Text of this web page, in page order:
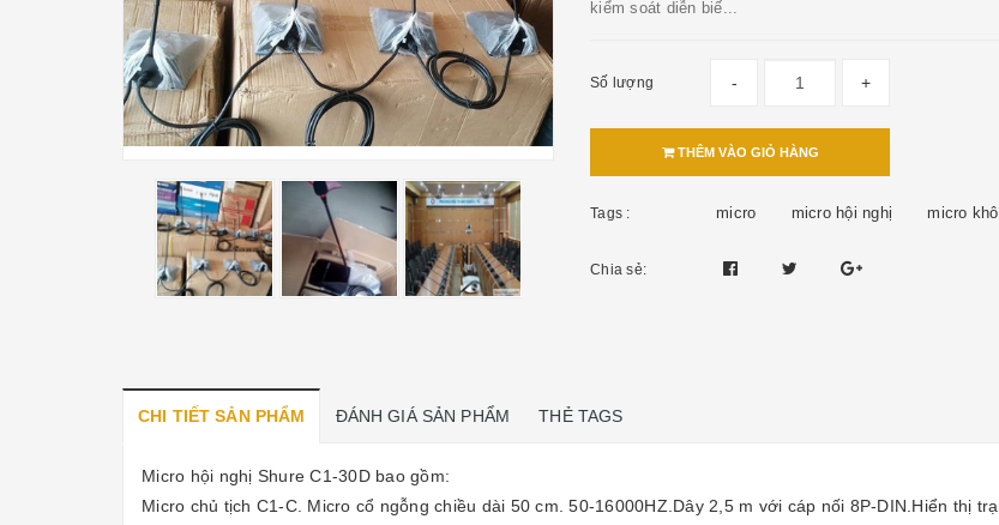
kiểm soát diễn biế...
Số lượng - +
THÊM VÀO GIỎ HÀNG
Tags : micro micro hội nghị micro
Chia sẻ:
CHI TIẾT SẢN PHẨM ĐÁNH GIÁ SẢN PHẨM THẺ TAGS
Micro hội nghị Shure C1-30D bao gồm:
Micro chủ tịch C1-C. Micro cổ ngỗng chiều dài 50 cm. 50-16000HZ.Dây 2,5 m với cáp nối 8P-DIN.Hiển thị